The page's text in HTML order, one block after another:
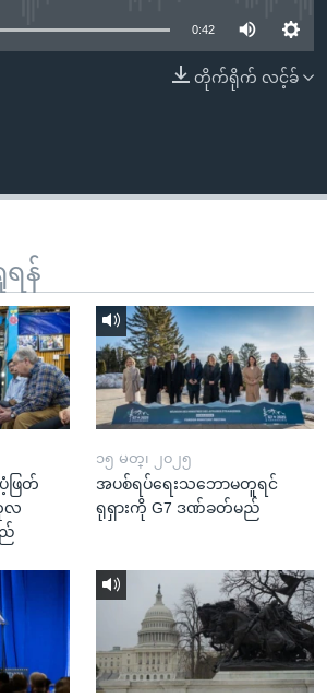
ာ
ဉ်
း
0:42
တိုက်ရိုက် လင့်ခ်
န်
ဖြတ်
လ
ည်
၁၅ မတ္၊ ၂၀၂၅
အပစ်ရပ်ရေးသဘောမတူရင်
ရုရှားကို G7 ဒဏ်ခတ်မည်